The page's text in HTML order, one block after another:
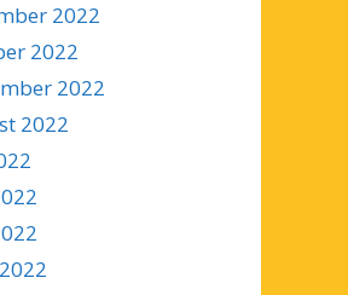
2022
2022
2022
2022